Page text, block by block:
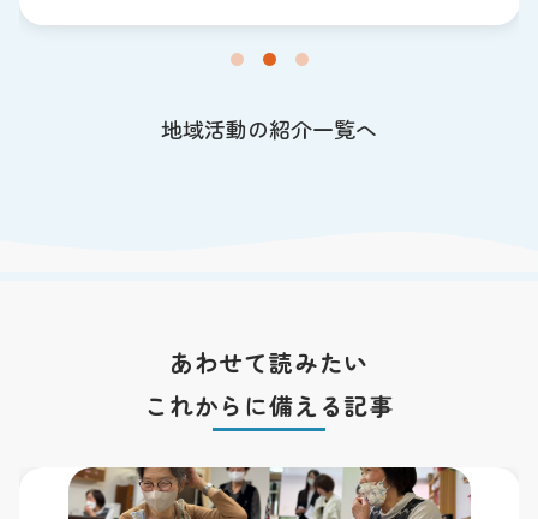
地域活動の紹介一覧へ
あわせて読みたい
これからに備える記事